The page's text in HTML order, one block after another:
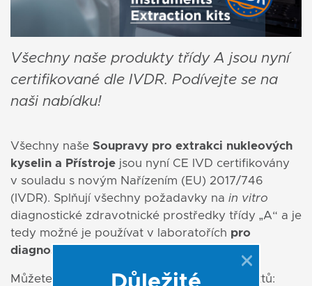
Všechny naše produkty třídy A jsou nyní
certifikované dle IVDR. Podívejte se na
naši nabídku!
Všechny naše Soupravy pro extrakci nukleových
kyselin a Přístroje jsou nyní CE IVD certifikovány
v souladu s novým Nařízením (EU) 2017/746
(IVDR). Splňují všechny požadavky na in vitro
diagnostické zdravotnické prostředky třídy „A“ a je
tedy možné je používat v laboratořích pro
diagnostické účely.
Můžete si vybrat z široké škály IVDR produktů: